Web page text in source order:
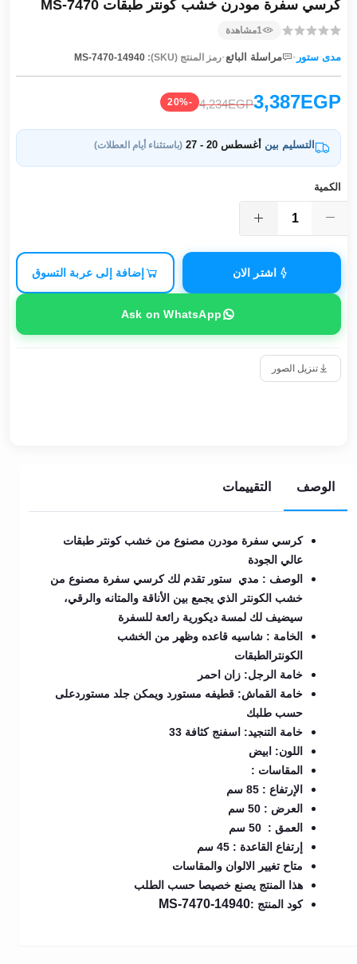
كرسي سفرة مودرن خشب كونتر طبقات MS-7470
1مشاهدة
مدى ستور · مراسلة البائع·رمز المنتج (SKU): MS-7470-14940
3,387EGP
4,234EGP
-20%
التسليم بين أغسطس 20 - 27 (باستثناء أيام العطلات)
الكمية
اشتر الان إضافة إلى عربة التسوق
Ask on WhatsApp
تنزيل الصور
الوصف التقييمات
كرسي سفرة مودرن مصنوع من خشب كونتر طبقات
عالي الجودة
الوصف : مدي ستور تقدم لك كرسي سفرة مصنوع من
خشب الكونتر الذي يجمع بين الأناقة والمتانه والرقي،
سيضيف لك لمسة ديكورية رائعة للسفرة
الخامة : شاسيه قاعده وظهر من الخشب
الكونترالطبقات
خامة الرجل: زان احمر
خامة القماش: قطيفه مستورد ويمكن جلد مستوردعلى
حسب طلبك
خامة التنجيد: اسفنج كثافة 33
اللون: ابيض
المقاسات :
الإرتفاع : 85 سم
العرض : 50 سم
العمق : 50 سم
إرتفاع القاعدة : 45 سم
متاح تغيير الالوان والمقاسات
هذا المنتج يصنع خصيصا حسب الطلب
كود المنتج :MS-7470-14940